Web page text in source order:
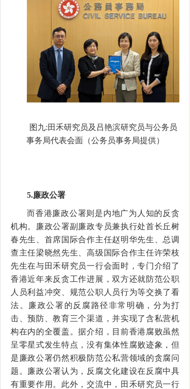
图九:田禾研究员及吕艳滨研究员与公务员
事务局代表会面（公务员事务局提供）
5.廉政公署
而香港廉政公署则是内地广为人知的反贪
机构。廉政公署副廉政专员兼执行处首长丘树
春先生、首席国际合作主任赵明华先生、总调
查主任梁晓然先生、高级国际合作主任许荣枝
先生在与田禾研究员一行会面时，专门介绍了
香港近年来反贪工作进展，双方还就防范公职
人员利益冲突、规范公职人员行为等交换了看
法。廉政公署的反腐路径非常明确，分为打
击、预防、教育三个渠道，并实现了含私营机
构在内的全覆盖。据介绍，目前香港腐败虽然
呈零星式发生特点，没有集体性腐败迹象，但
是廉政公署仍然积极防范公私营领域的贪腐问
题。廉政公署认为，反腐文化建设在反腐中具
有重要作用。此外，交流中，田禾研究员一行